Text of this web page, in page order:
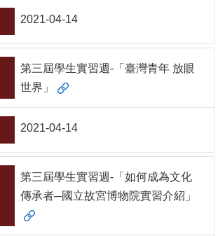
2021-04-14
第三屆學生實習週-「臺灣青年 放眼
世界」
2021-04-14
第三屆學生實習週-「如何成為文化
傳承者─國立故宮博物院實習介紹」